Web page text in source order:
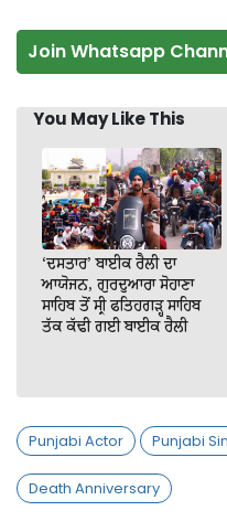
Join Whatsapp
You May Like This
‘ਦਸਤਾਰ’ ਬਾਈਕ ਰੈਲੀ ਦਾ
ਆਯੋਜਨ, ਗੁਰਦੁਆਰਾ ਸੋਹਾਣਾ
ਸਾਹਿਬ ਤੋਂ ਸ੍ਰੀ ਫਤਿਹਗੜ੍ਹ ਸਾਹਿਬ
ਤੱਕ ਕੱਢੀ ਗਈ ਬਾਈਕ ਰੈਲੀ
Punjabi Actor Punjabi
Death Anniversary